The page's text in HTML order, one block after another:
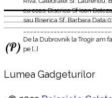
cu ceas, Biserica Sf Ioan
sau Biserica Sf, Barbara
De la Dubrovnik la Trogir am
pe […]
(P)
Lumea Gadgeturilor